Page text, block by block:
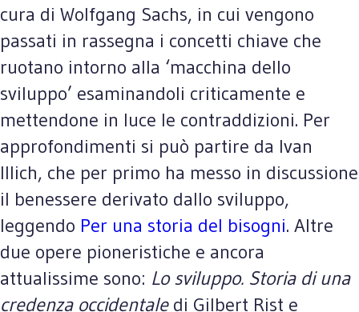
cura di Wolfgang Sachs, in cui vengono
passati in rassegna i concetti chiave che
ruotano intorno alla ‘macchina dello
sviluppo’ esaminandoli criticamente e
mettendone in luce le contraddizioni. Per
approfondimenti si può partire da Ivan
Illich, che per primo ha messo in discussione
il benessere derivato dallo sviluppo,
leggendo Per una storia del bisogni. Altre
due opere pioneristiche e ancora
attualissime sono: Lo sviluppo. Storia di una
credenza occidentale di Gilbert Rist e